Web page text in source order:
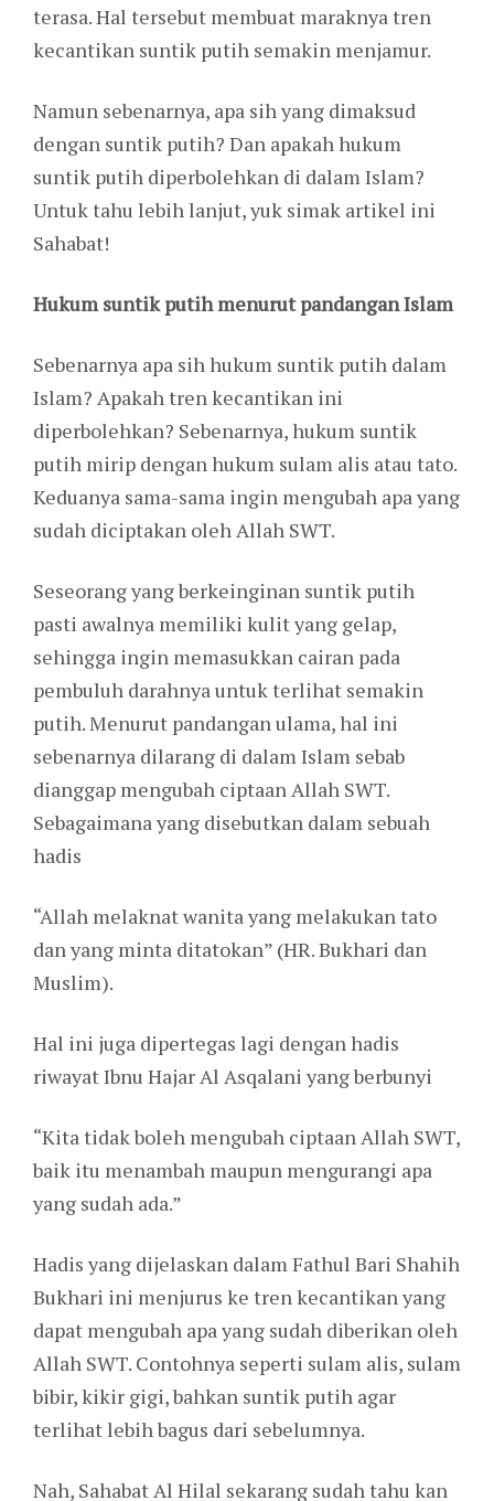
terasa. Hal tersebut membuat maraknya tren
kecantikan suntik putih semakin menjamur.
Namun sebenarnya, apa sih yang dimaksud
dengan suntik putih? Dan apakah hukum
suntik putih diperbolehkan di dalam Islam?
Untuk tahu lebih lanjut, yuk simak artikel ini
Sahabat!
Hukum suntik putih menurut pandangan Islam
Sebenarnya apa sih hukum suntik putih dalam
Islam? Apakah tren kecantikan ini
diperbolehkan? Sebenarnya, hukum suntik
putih mirip dengan hukum sulam alis atau tato.
Keduanya sama-sama ingin mengubah apa yang
sudah diciptakan oleh Allah SWT.
Seseorang yang berkeinginan suntik putih
pasti awalnya memiliki kulit yang gelap,
sehingga ingin memasukkan cairan pada
pembuluh darahnya untuk terlihat semakin
putih. Menurut pandangan ulama, hal ini
sebenarnya dilarang di dalam Islam sebab
dianggap mengubah ciptaan Allah SWT.
Sebagaimana yang disebutkan dalam sebuah
hadis
“Allah melaknat wanita yang melakukan tato
dan yang minta ditatokan” (HR. Bukhari dan
Muslim).
Hal ini juga dipertegas lagi dengan hadis
riwayat Ibnu Hajar Al Asqalani yang berbunyi
“Kita tidak boleh mengubah ciptaan Allah SWT,
baik itu menambah maupun mengurangi apa
yang sudah ada.”
Hadis yang dijelaskan dalam Fathul Bari Shahih
Bukhari ini menjurus ke tren kecantikan yang
dapat mengubah apa yang sudah diberikan oleh
Allah SWT. Contohnya seperti sulam alis, sulam
bibir, kikir gigi, bahkan suntik putih agar
terlihat lebih bagus dari sebelumnya.
Nah, Sahabat Al Hilal sekarang sudah tahu kan